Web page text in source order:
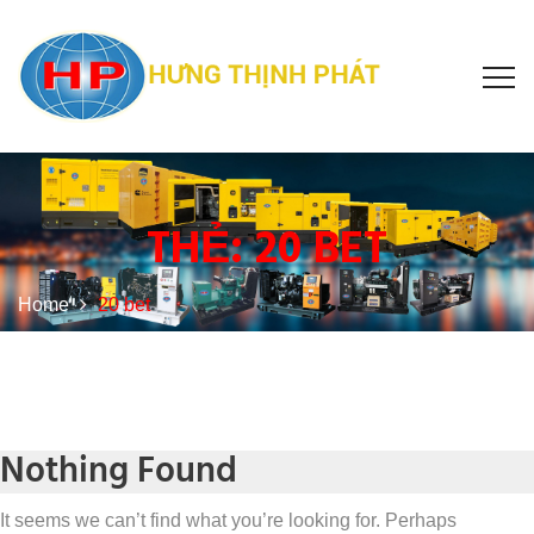
THẺ:20 BET
Home 20 bet
Nothing Found
It seems we can’t find what you’re looking for. Perhaps